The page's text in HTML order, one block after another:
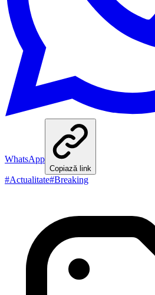
WhatsApp
Copiază link
#Actualitate#Breaking